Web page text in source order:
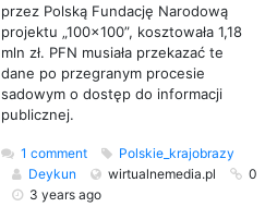
przez Polską Fundację Narodową
projektu „100x100”, kosztowała 1,18
mln zł. PFN musiała przekazać te
dane po przegranym procesie
sadowym o dostęp do informacji
publicznej.
1 comment
Polskie_krajobrazy
Deykun
wirtualnemedia.pl
0
3 years ago